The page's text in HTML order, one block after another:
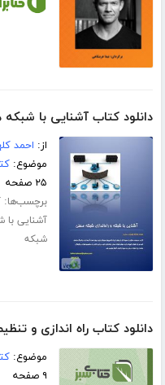
دانلود کتاب آشنایی با
از: احمد
موضوع:
۲۵ صفحه
برچسب‌ها:
آشنایی با
شبکه
دانلود کتاب راه اندازی و
موضوع:
۹ صفحه